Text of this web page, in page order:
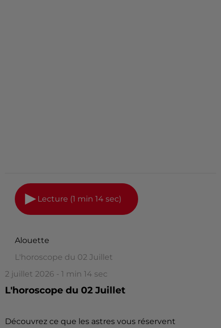
Lecture (1 min 14 sec)
Alouette
L'horoscope du 02 Juillet
2 juillet 2026 - 1 min 14 sec
L'horoscope du 02 Juillet
Découvrez ce que les astres vous réservent